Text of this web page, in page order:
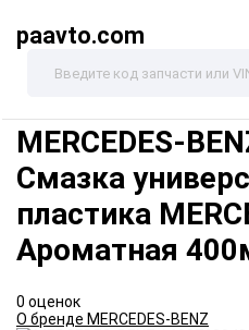
paavto.com
MERCEDES-
Смазка
пластика
Ароматная
0 оценок
О бренде MERCEDES-BENZ